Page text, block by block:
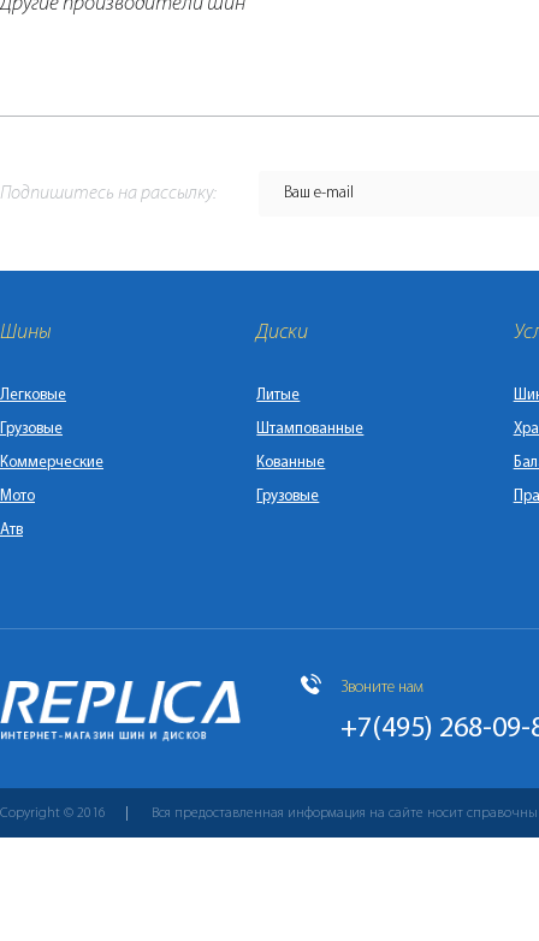
Другие производители шин
Подпишитесь на рассылку:
Шины
Легковые
Грузовые
Коммерческие
Мото
Атв
Диски
Литые
Штампованные
Кованные
Грузовые
Звоните нам
+7(495) 268-09-
Copyright © 2016 Вся предоставленная информация на сайте носит